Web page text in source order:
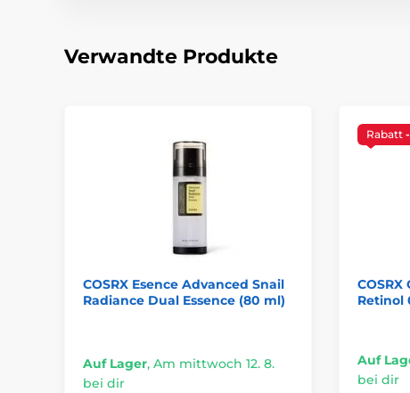
Verwandte Produkte
COSRX Esence Advanced Snail
Radiance Dual Essence (80 ml)
Auf Lager, Am mittwoch 12. 8.
bei dir
Rabatt
Retinol
Auf
bei dir